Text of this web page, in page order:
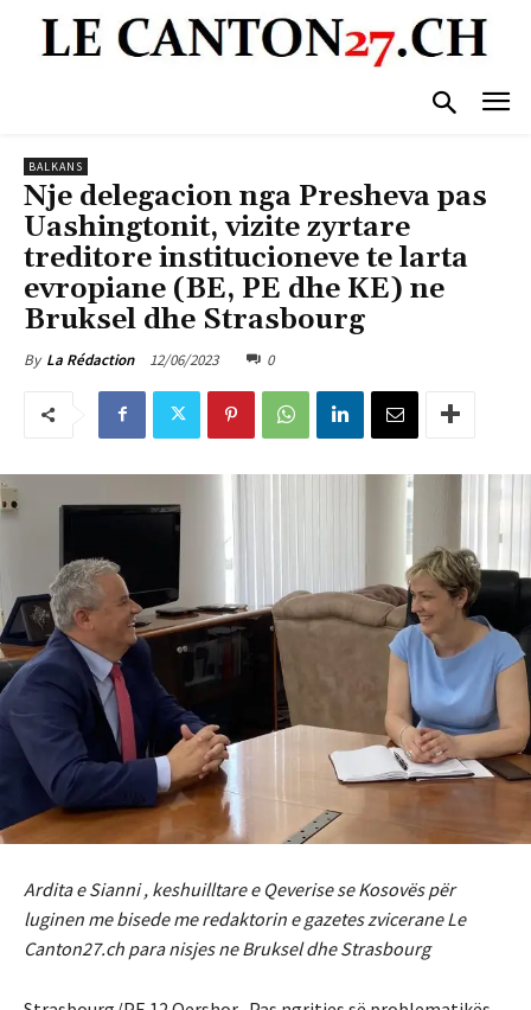
BALKANS
Nje delegacion nga Presheva pas
Uashingtonit, vizite zyrtare
treditore institucioneve te larta
evropiane (BE, PE dhe KE) ne
Bruksel dhe Strasbourg
By La Rédaction 12/06/2023 0
Ardita e Sianni , keshuilltare e Qeverise se Kosovës për
luginen me bisede me redaktorin e gazetes zvicerane Le
Canton27.ch para nisjes ne Bruksel dhe Strasbourg